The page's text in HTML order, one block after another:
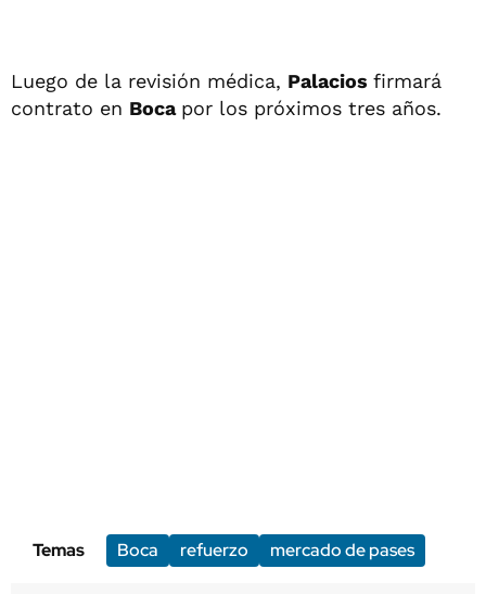
Luego de la revisión médica, Palacios firmará
contrato en Boca por los próximos tres años.
Temas Boca refuerzo mercado de pases